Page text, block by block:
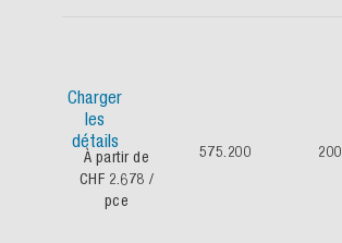
Charger
les
détails
À partir de
CHF 2.678 /
pce
575.200